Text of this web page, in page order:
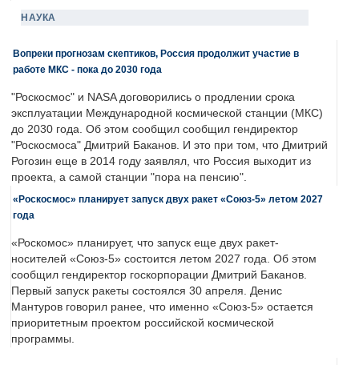
НАУКА
Вопреки прогнозам скептиков, Россия продолжит участие в
работе МКС - пока до 2030 года
"Роскосмос" и NASA договорились о продлении срока
эксплуатации Международной космической станции (МКС)
до 2030 года. Об этом сообщил сообщил гендиректор
"Роскосмоса" Дмитрий Баканов. И это при том, что Дмитрий
Рогозин еще в 2014 году заявлял, что Россия выходит из
проекта, а самой станции "пора на пенсию".
«Роскосмос» планирует запуск двух ракет «Союз-5» летом 2027
года
«Роскомос» планирует, что запуск еще двух ракет-
носителей «Союз-5» состоится летом 2027 года. Об этом
сообщил гендиректор госкорпорации Дмитрий Баканов.
Первый запуск ракеты состоялся 30 апреля. Денис
Мантуров говорил ранее, что именно «Союз-5» остается
приоритетным проектом российской космической
программы.